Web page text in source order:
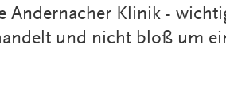
Klinik -
und nicht bloß um